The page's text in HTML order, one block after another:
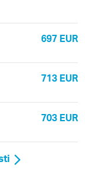
697 EUR
713 EUR
703 EUR